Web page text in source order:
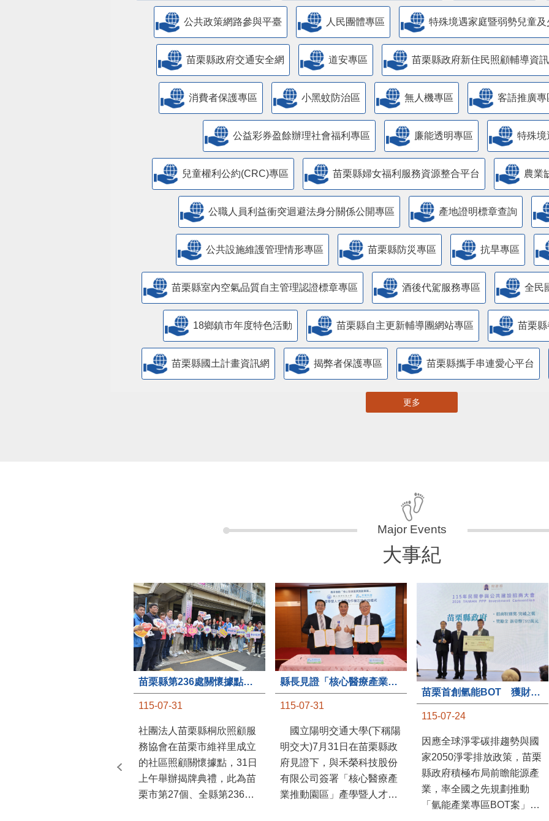
公共政策網路參與平臺 人民團體專區 特殊境遇家庭暨弱勢兒童
苗栗縣政府交通安全網 道安專區 苗栗縣政府新住民照顧輔導資
消費者保護專區 小黑蚊防治區 無人機專區 客語推廣專
公益彩券盈餘辦理社會福利專區 廉能透明專區 特殊境
兒童權利公約(CRC)專區 苗栗縣婦女福利服務資源整合平台 農業
公職人員利益衝突迴避法身分關係公開專區 產地證明標章查詢
​公共設施維護管理情形專區 苗栗縣防災專區 抗旱專區
苗栗縣室內空氣品質自主管理認證標章專區 酒後代駕服務專區 全民
18鄉鎮市年度特色活動 苗栗縣自主更新輔導團網站專區 苗栗
苗栗縣國土計畫資訊網 揭弊者保護專區 苗栗縣攜手串連愛心平台
更多
大事紀
苗栗縣第236處關懷據點在苗栗市維祥里揭牌
115-07-31
社團法人苗栗縣桐欣照顧服
務協會在苗栗市維祥里成立
的社區照顧關懷據點，31日
上午舉辦揭牌典禮，此為苗
栗市第27個、全縣第236處
115-07-31
國立陽明交通大學(下稱陽
明交大)7月31日在苗栗縣政
府見證下，與禾榮科技股份
有限公司簽署「核心醫療產
業推動園區」產學暨人才培
苗栗首創氫能BOT 獲財政部「突破之翼」肯定
115-07-24
因應全球淨零碳排趨勢與國
家2050淨零排放政策，苗栗
縣政府積極布局前瞻能源產
業，率全國之先規劃推動
「氫能產業專區BOT案」，